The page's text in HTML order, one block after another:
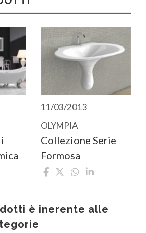
11/03/2013
OLYMPIA
Collezione Serie
Formosa
è inerente alle